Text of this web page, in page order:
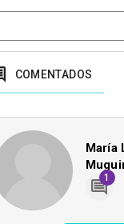
COMENTADOS
María
1